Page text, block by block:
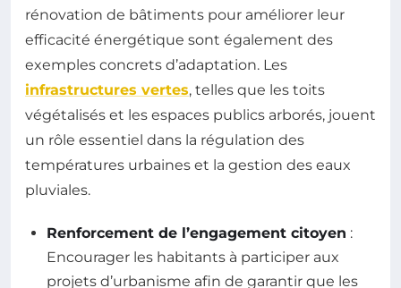
rénovation de bâtiments pour améliorer leur
efficacité énergétique sont également des
exemples concrets d’adaptation. Les
infrastructures vertes, telles que les toits
végétalisés et les espaces publics arborés, jouent
un rôle essentiel dans la régulation des
températures urbaines et la gestion des eaux
pluviales.
Renforcement de l’engagement citoyen :
Encourager les habitants à participer aux
projets d’urbanisme afin de garantir que les